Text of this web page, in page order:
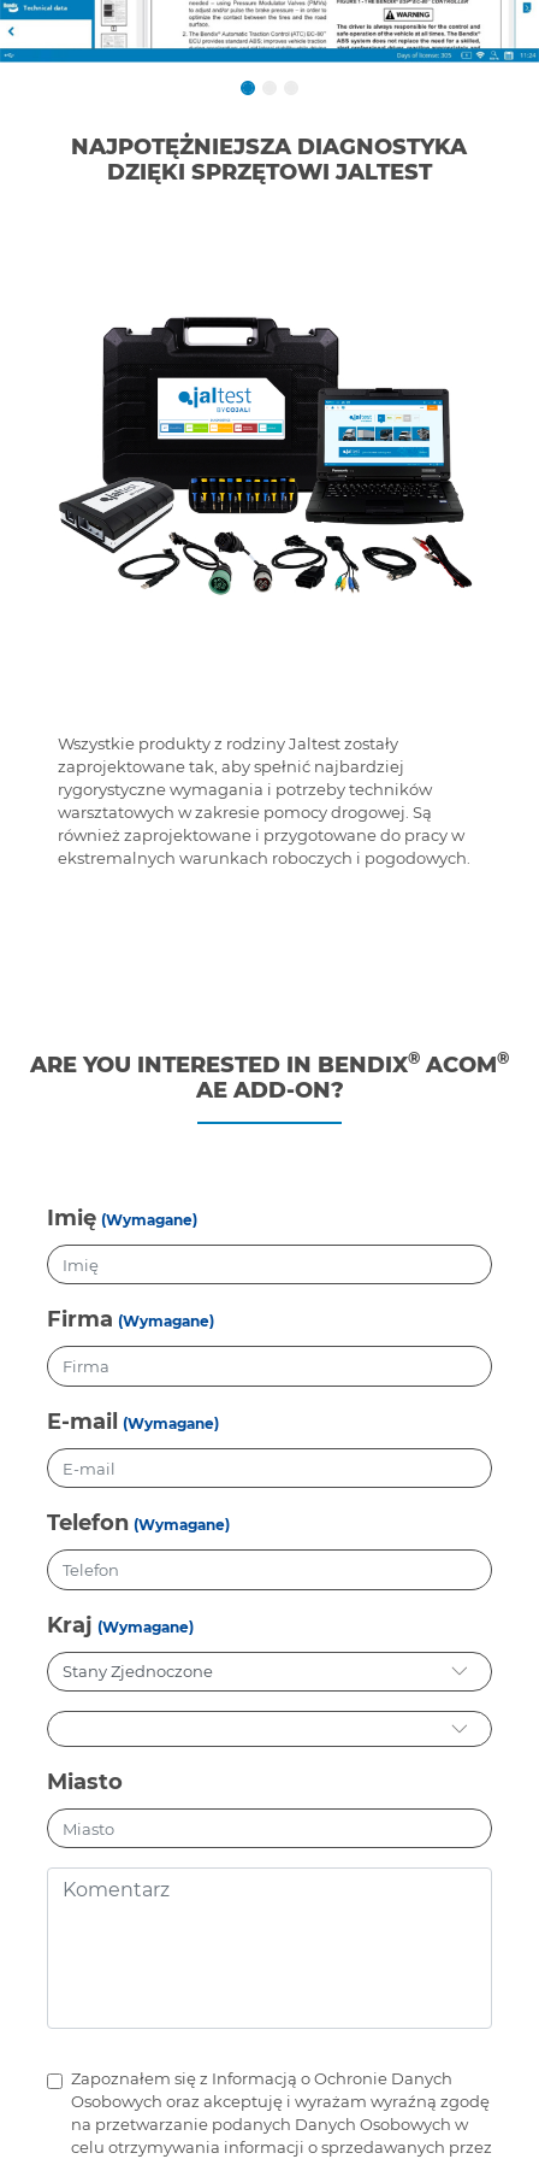
NAJPOTĘŻNIEJSZA DIAGNOSTYKA
DZIĘKI SPRZĘTOWI JALTEST
Wszystkie produkty z rodziny Jaltest zostały
zaprojektowane tak, aby spełnić najbardziej
rygorystyczne wymagania i potrzeby techników
warsztatowych w zakresie pomocy drogowej. Są
również zaprojektowane i przygotowane do pracy w
ekstremalnych warunkach roboczych i pogodowych.
ARE YOU INTERESTED IN BENDIX® ACOM®
AE ADD-ON?
Imię (Wymagane)
Firma (Wymagane)
E-mail (Wymagane)
Telefon (Wymagane)
Kraj (Wymagane)
Miasto
Zapoznałem się z Informacją o Ochronie Danych
Osobowych oraz akceptuję i wyrażam wyraźną zgodę
na przetwarzanie podanych Danych Osobowych w
celu otrzymywania informacji o sprzedawanych przez